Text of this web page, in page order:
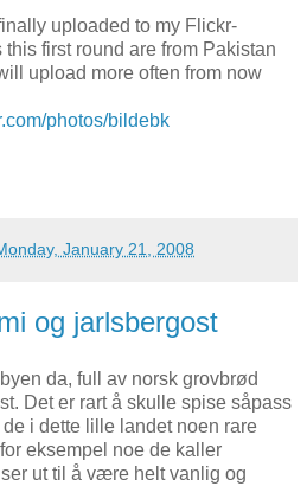
uploaded to my Flickr-
first round are from Pakistan
upload more often from now
photos/bildebk
January 21, 2008
og jarlsbergost
da, full av norsk grovbrød
Det er rart å skulle spise såpass
i dette lille landet noen rare
eksempel noe de kaller
ut til å være helt vanlig og